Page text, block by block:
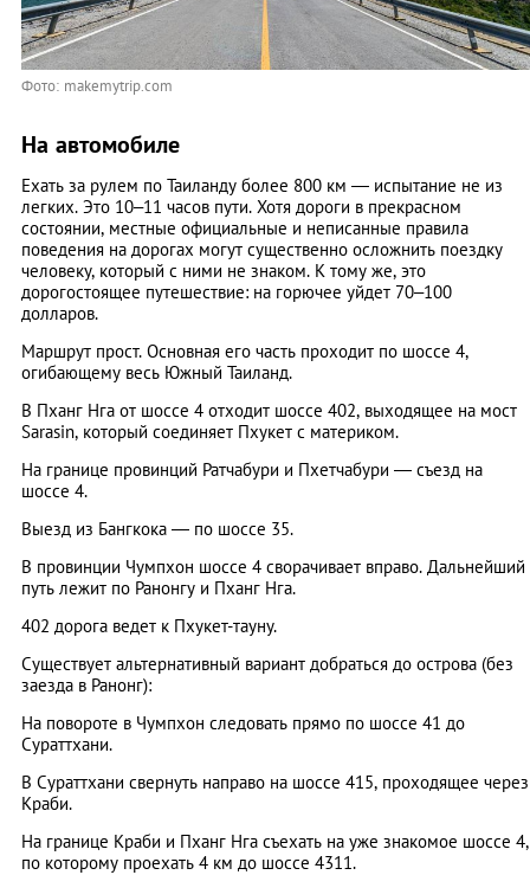
Фото: makemytrip.com
На автомобиле
Ехать за рулем по Таиланду более 800 км — испытание не из
легких. Это 10–11 часов пути. Хотя дороги в прекрасном
состоянии, местные официальные и неписанные правила
поведения на дорогах могут существенно осложнить поездку
человеку, который с ними не знаком. К тому же, это
дорогостоящее путешествие: на горючее уйдет 70–100
долларов.
Маршрут прост. Основная его часть проходит по шоссе 4,
огибающему весь Южный Таиланд.
В Пханг Нга от шоссе 4 отходит шоссе 402, выходящее на мост
Sarasin, который соединяет Пхукет с материком.
На границе провинций Ратчабури и Пхетчабури — съезд на
шоссе 4.
Выезд из Бангкока — по шоссе 35.
В провинции Чумпхон шоссе 4 сворачивает вправо. Дальнейший
путь лежит по Ранонгу и Пханг Нга.
402 дорога ведет к Пхукет-тауну.
Существует альтернативный вариант добраться до острова (без
заезда в Ранонг):
На повороте в Чумпхон следовать прямо по шоссе 41 до
Сураттхани.
В Сураттхани свернуть направо на шоссе 415, проходящее через
Краби.
На границе Краби и Пханг Нга съехать на уже знакомое шоссе 4,
по которому проехать 4 км до шоссе 4311.